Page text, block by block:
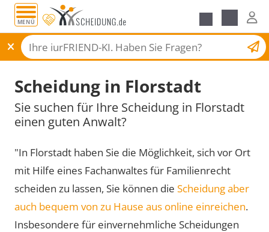
MENÜ
Scheidungsantrag
Scheidung in Florstadt
Sie suchen für Ihre Scheidung in Florstadt
einen guten Anwalt?
"In Florstadt haben Sie die Möglichkeit, sich vor Ort
mit Hilfe eines Fachanwaltes für Familienrecht
scheiden zu lassen, Sie können die Scheidung aber
auch bequem von zu Hause aus online einreichen.
Insbesondere für einvernehmliche Scheidungen